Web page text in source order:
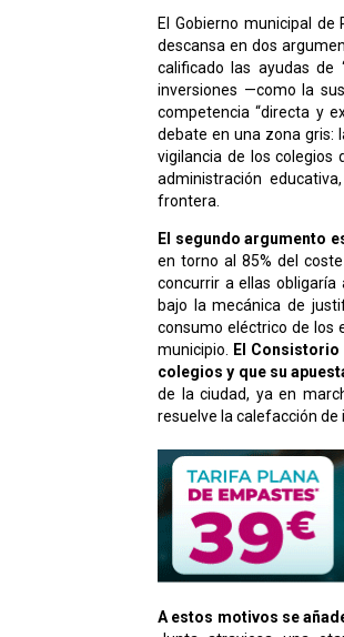
El Gobierno municipal
descansa en dos
calificado las ayudas de
inversiones —como la
competencia “directa y
debate en una zona gris:
vigilancia de los
administración
frontera.
El segundo argumento
en torno al 85% del
concurrir a ellas
bajo la mecánica de
consumo eléctrico de los
municipio.
El
colegios y que su
de la ciudad, ya en
resuelve la calefacción de
A estos motivos se